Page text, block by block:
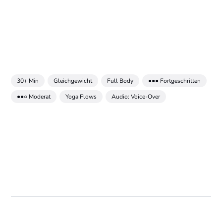
30+ Min Gleichgewicht Full Body
●●● Fortgeschritten
●●○ Moderat
Yoga Flows Audio: Voice-Over